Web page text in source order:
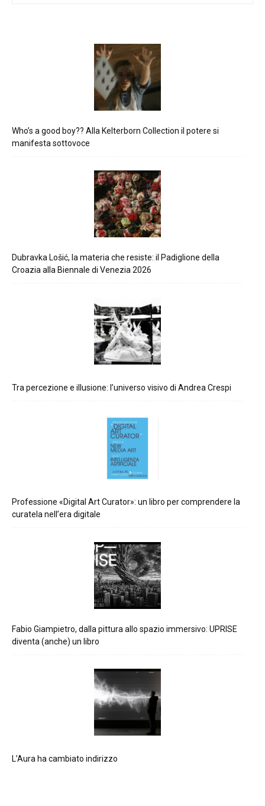
Who’s a good boy?? Alla Kelterborn Collection il potere si
manifesta sottovoce
Dubravka Lošić, la materia che resiste: il Padiglione della
Croazia alla Biennale di Venezia 2026
Tra percezione e illusione: l’universo visivo di Andrea Crespi
Professione «Digital Art Curator»: un libro per comprendere la
curatela nell’era digitale
Fabio Giampietro, dalla pittura allo spazio immersivo: UPRISE
diventa (anche) un libro
L’Aura ha cambiato indirizzo